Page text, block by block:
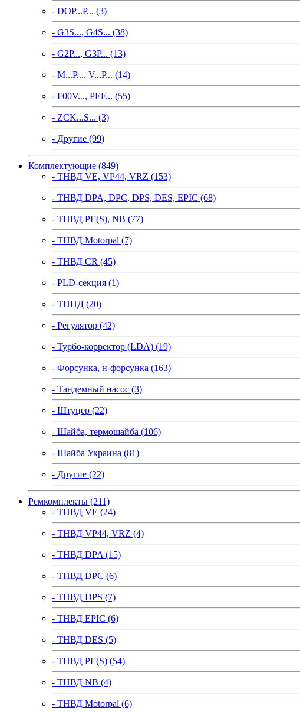
- DOP...P... (3)
- G3S..., G4S... (38)
- G2P..., G3P... (13)
- M...P..., V...P... (14)
- F00V..., PEF... (55)
- ZCK...S... (3)
- Другие (99)
Комплектующие (849)
- ТНВД VE, VP44, VRZ (153)
- ТНВД DPA, DPC, DPS, DES, EPIC (68)
- ТНВД PE(S), NB (77)
- ТНВД Motorpal (7)
- ТНВД CR (45)
- PLD-секция (1)
- ТННД (20)
- Регулятор (42)
- Турбо-корректор (LDA) (19)
- Форсунка, н-форсунка (163)
- Тандемный насос (3)
- Штуцер (22)
- Шайба, термошайба (106)
- Шайба Украина (81)
- Другие (22)
Ремкомплекты (211)
- ТНВД VE (24)
- ТНВД VP44, VRZ (4)
- ТНВД DPA (15)
- ТНВД DPC (6)
- ТНВД DPS (7)
- ТНВД EPIC (6)
- ТНВД DES (5)
- ТНВД PE(S) (54)
- ТНВД NB (4)
- ТНВД Motorpal (6)